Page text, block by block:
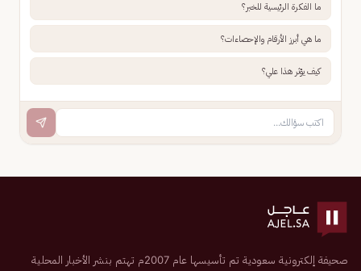
ما الفكرة الرئيسية للخبر؟
ما هي أبرز الأرقام والإحصاءات؟
كيف يؤثر هذا علي؟
صحيفة إلكترونية سعودية تم تأسيسها عام 2007م تهتم بنشر الأخبار المحلية